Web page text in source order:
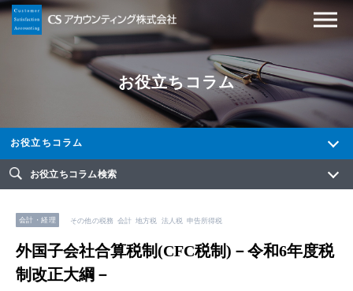
お役立ちコラム
お役立ちコラム
お役立ちコラム検索
会計・経理 その他の税務 会計 地方税 法人税 申告所得税
外国子会社合算税制(CFC税制)－令和6年度税
制改正大綱－